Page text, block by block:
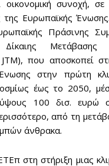
οικονομική συνοχή,
Ευρωπαϊκής
Πράσινης
Δίκαιης Μετάβασης
που αποσκοπεί
στην πρώτη
έως το 2050,
100 δισ. ευρώ
από τη
άνθρακα.
στη στήριξη μιας